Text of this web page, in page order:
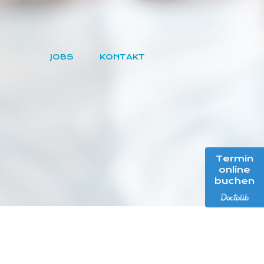
JOBS KONTAKT
Termin
online
buchen